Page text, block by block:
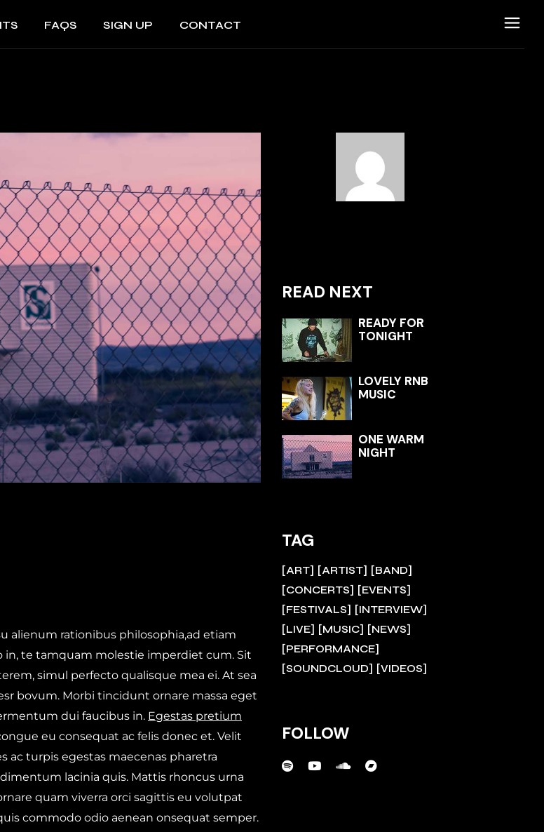
FAQS SIGN UP CONTACT
DATENSCHUTZERKLÄRUNG
IMPRESSUM
alienum rationibus philosophia,ad etiam
te tamquam molestie imperdiet cum. Sit
simul perfecto qualisque mea ei. At sea
bovum. Morbi tincidunt ornare massa eget
dui faucibus in. Egestas pretium
eu consequat ac felis donec et. Velit
ac turpis egestas maecenas pharetra
lacinia quis. Mattis rhoncus urna
quam viverra orci sagittis eu volutpat
commodo odio aenean onsequat semper.
READ NEXT
READY FOR
TONIGHT
LOVELY RNB
MUSIC
ONE WARM
NIGHT
TAG
ART ARTIST
BAND
CONCERTS
EVENTS
FESTIVALS
INTERVIEW
LIVE
MUSIC
NEWS
PERFORMANCE
SOUNDCLOUD
VIDEOS
FOLLOW